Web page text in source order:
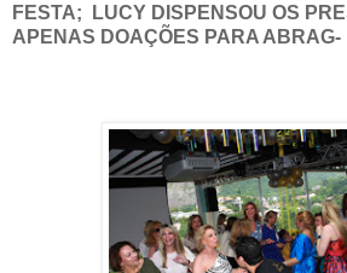
FESTA; LUCY DISPENSOU OS
APENAS DOAÇÕES PARA ABRAG-